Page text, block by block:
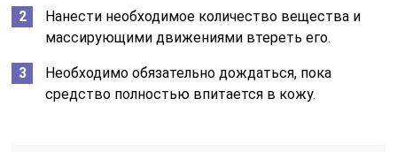
Нанести необходимое количество вещества и
массирующими движениями втереть его.
Необходимо обязательно дождаться, пока
средство полностью впитается в кожу.